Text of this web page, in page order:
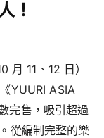
！
月 11、12 日）
YUURI ASIA
完售，吸引超過
從編制完整的樂